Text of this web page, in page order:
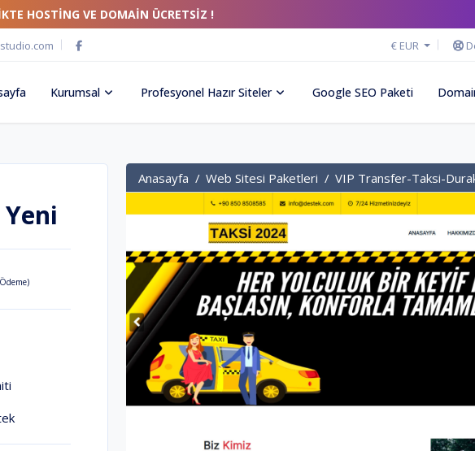
HOSTİNG VE DOMAİN ÜCRETSİZ !
€ EUR
Kurumsal Profesyonel Hazır Siteler Google SEO Paketi
Anasayfa Web Sitesi Paketleri VIP Transfer-Taksi-